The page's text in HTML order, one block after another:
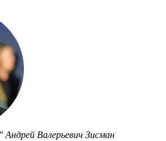
Валерьевич Зисман